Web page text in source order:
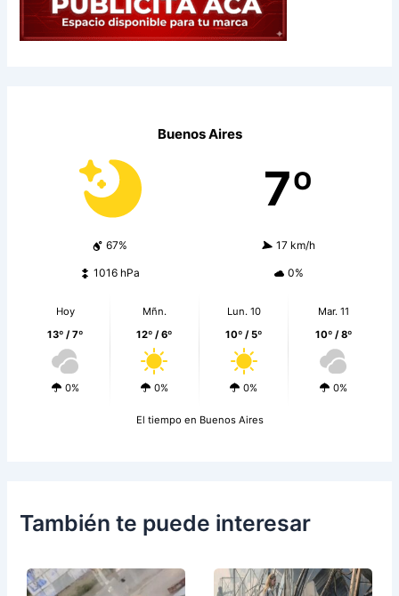
Buenos Aires
7º
67% 17 km/h
1016 hPa 0%
Hoy
13º / 7º
0%
Mñn.
12º / 6º
0%
Lun. 10
10º / 5º
0%
Mar. 11
10º / 8º
0%
El tiempo en Buenos Aires
También te puede interesar